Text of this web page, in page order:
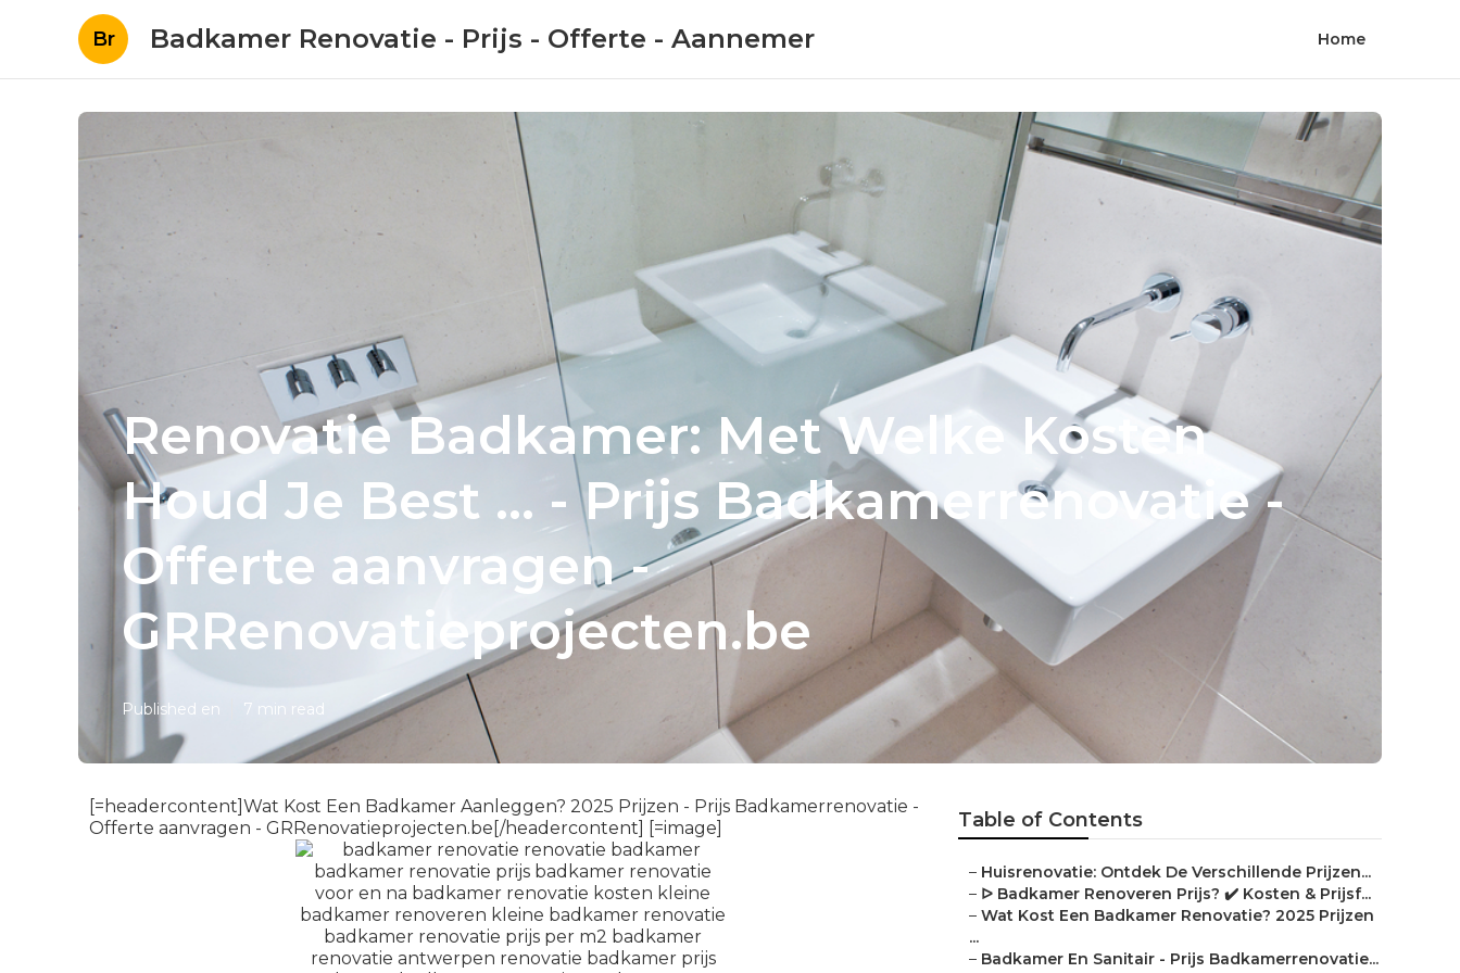
Br Badkamer Renovatie - Prijs - Offerte - Aannemer Home
Renovatie Badkamer: Met Welke Kosten
Houd Je Best ... - Prijs Badkamerrenovatie -
Offerte aanvragen -
GRRenovatieprojecten.be
Published en 7 min read
[=headercontent]Wat Kost Een Badkamer Aanleggen? 2025 Prijzen - Prijs Badkamerrenovatie -
Offerte aanvragen - GRRenovatieprojecten.be[/headercontent] [=image]
Table of Contents
– Huisrenovatie: Ontdek De Verschillende Prijzen...
– ᐅ Badkamer Renoveren Prijs? ✔️ Kosten & Prijsf...
– Wat Kost Een Badkamer Renovatie? 2025 Prijzen
...
– Badkamer En Sanitair - Prijs Badkamerrenovatie...